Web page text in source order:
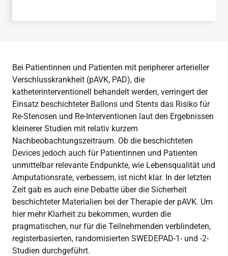
Bei Patientinnen und Patienten mit peripherer arterieller
Verschlusskrankheit (pAVK, PAD), die
katheterinterventionell behandelt werden, verringert der
Einsatz beschichteter Ballons und Stents das Risiko für
Re-Stenosen und Re-Interventionen laut den Ergebnissen
kleinerer Studien mit relativ kurzem
Nachbeobachtungszeitraum. Ob die beschichteten
Devices jedoch auch für Patientinnen und Patienten
unmittelbar relevante Endpunkte, wie Lebensqualität und
Amputationsrate, verbessern, ist nicht klar. In der letzten
Zeit gab es auch eine Debatte über die Sicherheit
beschichteter Materialien bei der Therapie der pAVK. Um
hier mehr Klarheit zu bekommen, wurden die
pragmatischen, nur für die Teilnehmenden verblindeten,
registerbasierten, randomisierten SWEDEPAD-1- und -2-
Studien durchgeführt.